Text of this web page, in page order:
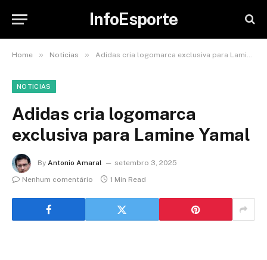
InfoEsporte
Home » Noticias » Adidas cria logomarca exclusiva para Lamine Yamal
NOTICIAS
Adidas cria logomarca
exclusiva para Lamine Yamal
By Antonio Amaral
setembro 3, 2025
Nenhum comentário
1 Min Read